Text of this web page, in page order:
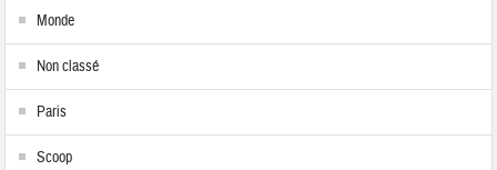
Monde
Non classé
Paris
Scoop